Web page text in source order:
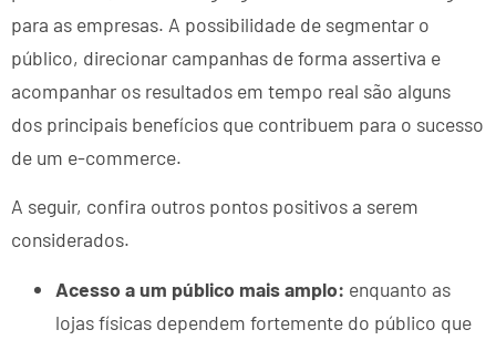
para as empresas. A possibilidade de segmentar o
público, direcionar campanhas de forma assertiva e
acompanhar os resultados em tempo real são alguns
dos principais benefícios que contribuem para o sucesso
de um e-commerce.
A seguir, confira outros pontos positivos a serem
considerados.
Acesso a um público mais amplo: enquanto as
lojas físicas dependem fortemente do público que